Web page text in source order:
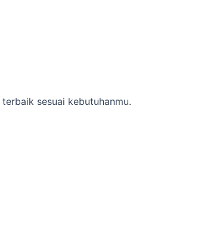
sesuai kebutuhanmu.